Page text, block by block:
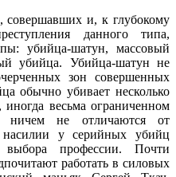
совершавших и, к глубокому
данного типа,
убийца-шатун, массовый
убийца. Убийца-шатун не
зон совершенных
обычно убивает несколько
весьма ограниченном
не отличаются от
у серийных убийц
выбора профессии. Почти
работать в силовых